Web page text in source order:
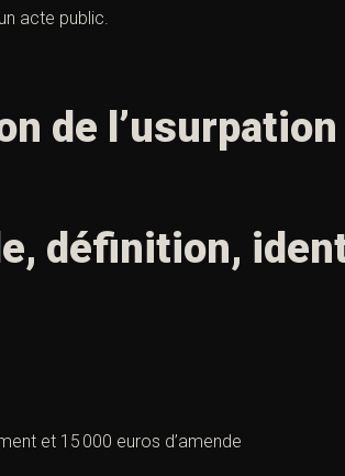
acte public.
de l’usurpation
définition,
et 15 000 euros d’amende